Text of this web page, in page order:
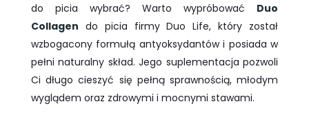
do picia wybrać? Warto wypróbować Duo
Collagen do picia firmy Duo Life, który został
wzbogacony formułą antyoksydantów i posiada w
pełni naturalny skład. Jego suplementacja pozwoli
Ci długo cieszyć się pełną sprawnością, młodym
wyglądem oraz zdrowymi i mocnymi stawami.